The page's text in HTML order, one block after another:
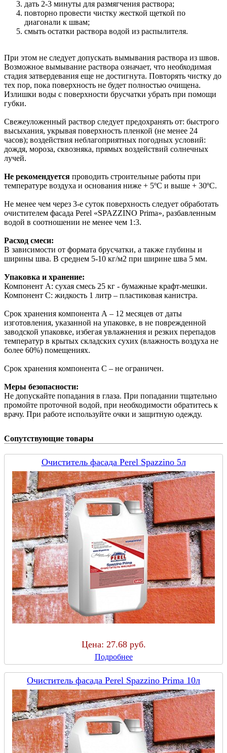
дать 2-3 минуты для размягчения раствора;
повторно провести чистку жесткой щеткой по
диагонали к швам;
смыть остатки раствора водой из распылителя.
При этом не следует допускать вымывания раствора из швов.
Возможное вымывание раствора означает, что необходимая
стадия затвердевания еще не достигнута. Повторять чистку до
тех пор, пока поверхность не будет полностью очищена.
Излишки воды с поверхности брусчатки убрать при помощи
губки.
Свежеуложенный раствор следует предохранять от: быстрого
высыхания, укрывая поверхность пленкой (не менее 24
часов); воздействия неблагоприятных погодных условий:
дождя, мороза, сквозняка, прямых воздействий солнечных
лучей.
Не рекомендуется проводить строительные работы при
температуре воздуха и основания ниже + 5ºС и выше + 30ºС.
Не менее чем через 3-е суток поверхность следует обработать
очистителем фасада Perel «SPAZZINO Prima», разбавленным
водой в соотношении не менее чем 1:3.
Расход смеси:
В зависимости от формата брусчатки, а также глубины и
ширины шва. В среднем 5-10 кг/м2 при ширине шва 5 мм.
Упаковка и хранение:
Компонент А: сухая смесь 25 кг - бумажные крафт-мешки.
Компонент С: жидкость 1 литр – пластиковая канистра.
Срок хранения компонента А – 12 месяцев от даты
изготовления, указанной на упаковке, в не поврежденной
заводской упаковке, избегая увлажнения и резких перепадов
температур в крытых складских сухих (влажность воздуха не
более 60%) помещениях.
Срок хранения компонента С – не ограничен.
Меры безопасности:
Не допускайте попадания в глаза. При попадании тщательно
промойте проточной водой, при необходимости обратитесь к
врачу. При работе используйте очки и защитную одежду.
Сопутствующие товары
Очиститель фасада Perel Spazzino 5л
Цена: 27.68 руб.
Подробнее
Очиститель фасада Perel Spazzino Prima 10л